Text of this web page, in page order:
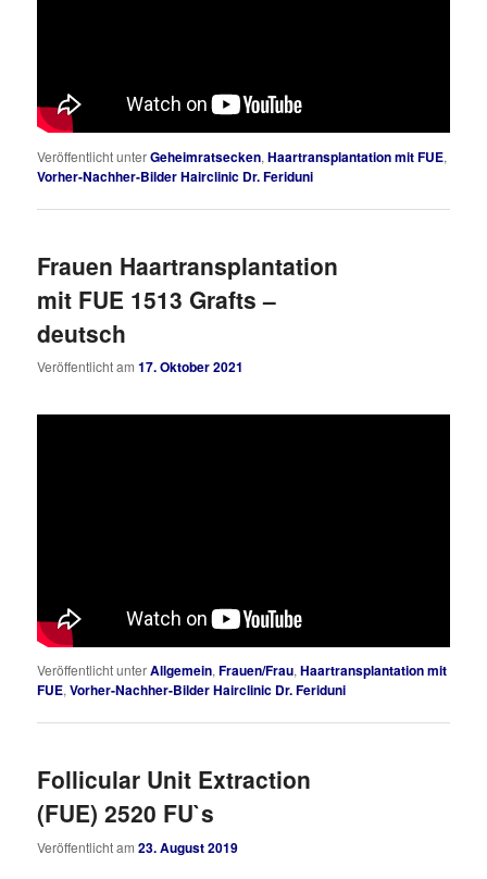
Veröffentlicht unterGeheimratsecken,Haartransplantation mit FUE,
Vorher-Nachher-Bilder Hairclinic Dr. Feriduni
Frauen Haartransplantation
mit FUE 1513 Grafts –
deutsch
Veröffentlicht am17. Oktober 2021
Veröffentlicht unterAllgemein,Frauen/Frau,Haartransplantation mit
FUE,Vorher-Nachher-Bilder Hairclinic Dr. Feriduni
Follicular Unit Extraction
(FUE) 2520 FU`s
Veröffentlicht am23. August 2019